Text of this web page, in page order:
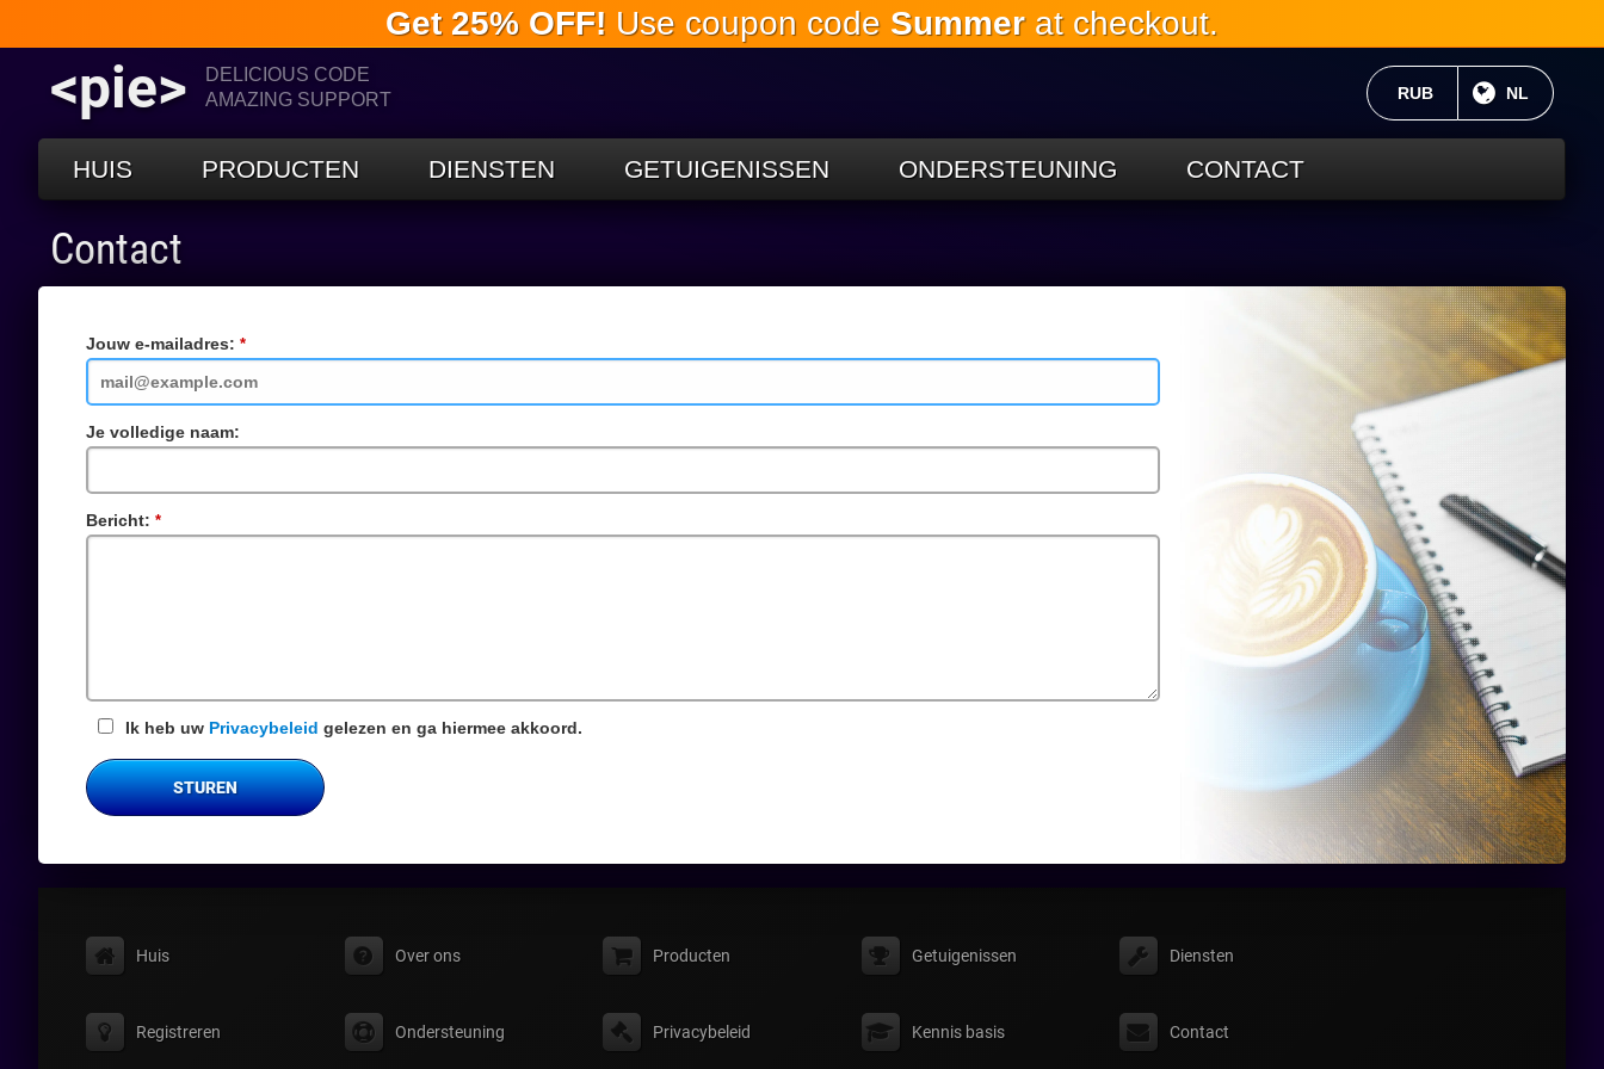
Ga naar de
hoofdinhoud
Get 25% OFF! Use coupon code Summerat checkout.
<pie>
DELICIOUS CODE
AMAZING SUPPORT
HUIDIGE
NL
HUIDIGE VALUTA:
RUB
HUIS PRODUCTEN DIENSTEN GETUIGENISSEN ONDERSTEUNING CONTACT
Contact
Jouw e-mailadres:
veld
Je volledige naam:
Bericht:
veld
Ik heb uw Privacybeleid gelezen en ga hiermee akkoord.
STUREN
Huis Over ons Producten Getuigenissen Diensten
Registreren Ondersteuning Privacybeleid Kennis basis Contact